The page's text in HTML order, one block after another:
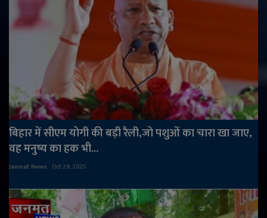
बिहार में सीएम योगी की बड़ी रैली,जो पशुओं का चारा खा जाए,
वह मनुष्य का हक भी...
Janmat News Oct 29, 2025